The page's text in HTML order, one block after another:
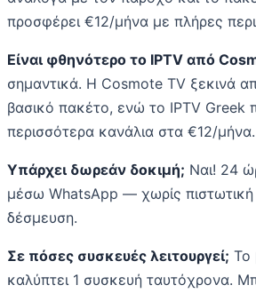
προσφέρει €12/μήνα με πλήρες
Είναι φθηνότερο το IPTV από
σημαντικά. Η Cosmote TV ξεκινά
βασικό πακέτο, ενώ το IPTV Greek
περισσότερα κανάλια στα €12/μήνα.
Υπάρχει δωρεάν δοκιμή; Ναι! 24
μέσω WhatsApp — χωρίς
δέσμευση.
Σε πόσες συσκευές λειτουργεί; Το
καλύπτει 1 συσκευή ταυτόχρονα.